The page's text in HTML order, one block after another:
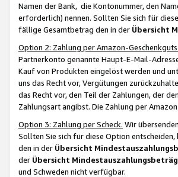
Namen der Bank, die Kontonummer, den
erforderlich) nennen. Sollten Sie sich für
fällige Gesamtbetrag den in der Übersicht
Option 2: Zahlung per Amazon-
Partnerkonto genannte Haupt-E-Mail-
Kauf von Produkten eingelöst werden und
uns das Recht vor, Vergütungen
das Recht vor, den Teil der Zahlungen, der
Zahlungsart angibst. Die Zahlung per
Option 3: Zahlung per Scheck. Wir
Sollten Sie sich für diese Option
den in der Übersicht
der Übersicht
und Schweden nicht verfügbar.